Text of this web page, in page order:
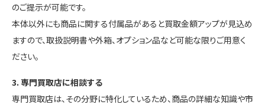
のご提示が可能です。
本体以外にも商品に関する付属品があると買取金額アップが見込め
ますので、取扱説明書や外箱、オプション品など可能な限りご用意く
ださい。
3. 専門買取店に相談する
専門買取店は、その分野に特化しているため、商品の詳細な知識や市